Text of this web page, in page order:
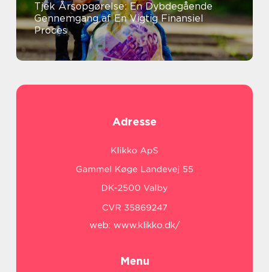
Tjek Årsopgørelse: En Dybdegående
Gennemgang af En Vigtig Finansiel
Proces
Adresse
web: www.klikko.dk/
Menu